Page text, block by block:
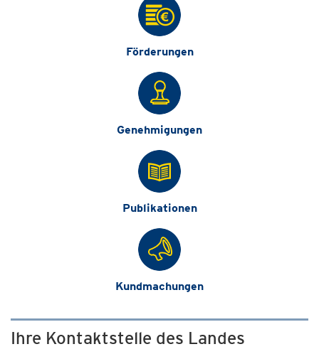
Förderungen
Genehmigungen
Publikationen
Kundmachungen
Ihre Kontaktstelle des Landes